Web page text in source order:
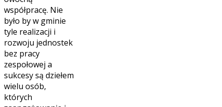
współpracę. Nie
było by w gminie
tyle realizacji i
rozwoju jednostek
bez pracy
zespołowej a
sukcesy są dziełem
wielu osób,
których